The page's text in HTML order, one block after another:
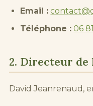
Email :
Téléphone : 06
2. Directeur
David Jeanrenaud,